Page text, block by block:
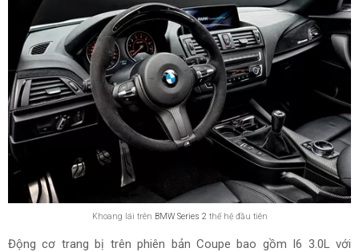
Khoang lái trên BMW Series 2 thế hệ đầu tiên
Động cơ trang bị trên phiên bản Coupe bao gồm I6 3.0L với